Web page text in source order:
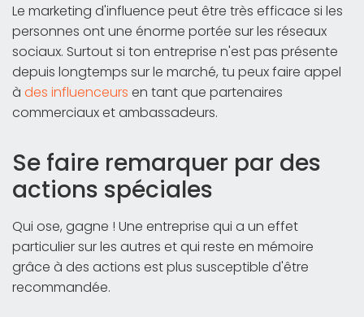
Le marketing d'influence peut être très efficace si les
personnes ont une énorme portée sur les réseaux
sociaux. Surtout si ton entreprise n'est pas présente
depuis longtemps sur le marché, tu peux faire appel
à des influenceurs en tant que partenaires
commerciaux et ambassadeurs.
Se faire remarquer par des
actions spéciales
Qui ose, gagne ! Une entreprise qui a un effet
particulier sur les autres et qui reste en mémoire
grâce à des actions est plus susceptible d'être
recommandée.